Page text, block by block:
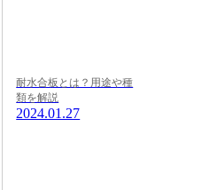
耐水合板とは？用途や種
類を解説
2024.01.27